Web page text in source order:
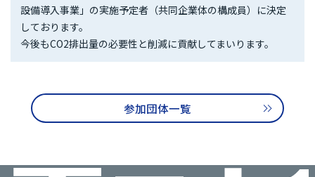
設備導入事業」の実施予定者（共同企業体の構成員）に決定
しております。
今後もCO2排出量の必要性と削減に貢献してまいります。
参加団体一覧